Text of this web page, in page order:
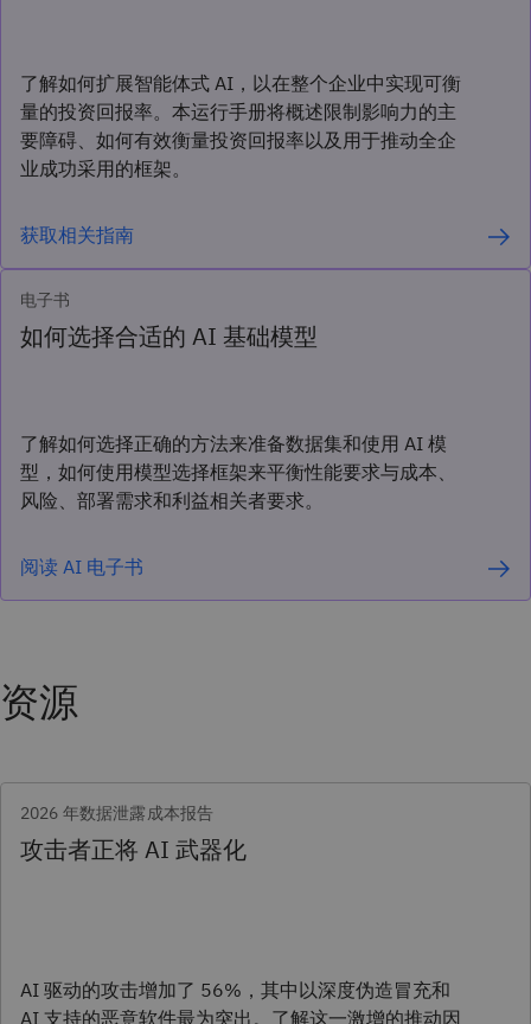
了解如何扩展智能体式 AI，以在整个企业中实现可衡
量的投资回报率。本运行手册将概述限制影响力的主
要障碍、如何有效衡量投资回报率以及用于推动全企
业成功采用的框架。
获取相关指南
电子书
如何选择合适的 AI 基础模型
了解如何选择正确的方法来准备数据集和使用 AI 模
型，如何使用模型选择框架来平衡性能要求与成本、
风险、部署需求和利益相关者要求。
阅读 AI 电子书
资源
2026 年数据泄露成本报告
攻击者正将 AI 武器化
AI 驱动的攻击增加了 56%，其中以深度伪造冒充和
AI 支持的恶意软件最为突出。了解这一激增的推动因